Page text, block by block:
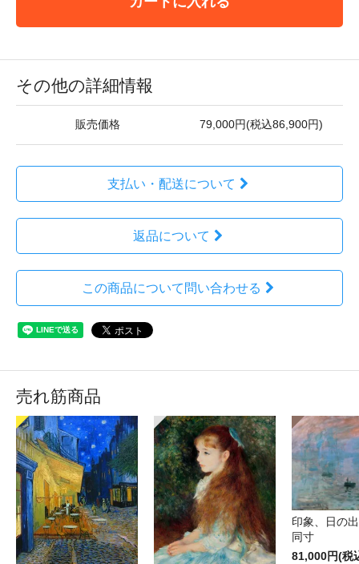
その他の詳細情報
販売価格 79,000円(税込86,900円)
支払い・配送について
返品について
この商品について問い合わせる
売れ筋商品
印象、日
同寸
81,000円(税